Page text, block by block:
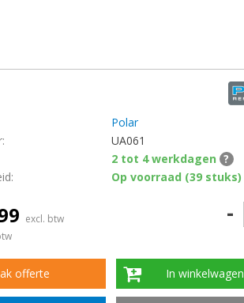
Polar
UA061
2 tot 4 werkdagen ?
Op voorraad (39 stuks)
-
excl. btw
offerte In winkelwagen